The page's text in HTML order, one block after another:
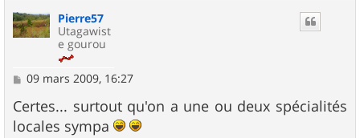
Pierre57
Utagawist
e gourou
M
s
s
a
09 mars 2009, 16:27
Certes... surtout qu'on a une ou deux spécialités
locales sympa